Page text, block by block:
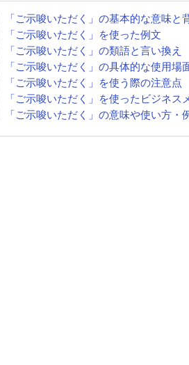
「ご示唆いただく」の基本的な意味と
「ご示唆いただく」を使った例文
「ご示唆いただく」の類語と言い換え
「ご示唆いただく」の具体的な使用場
「ご示唆いただく」を使う際の注意点
「ご示唆いただく」を使ったビジネス
「ご示唆いただく」の意味や使い方・